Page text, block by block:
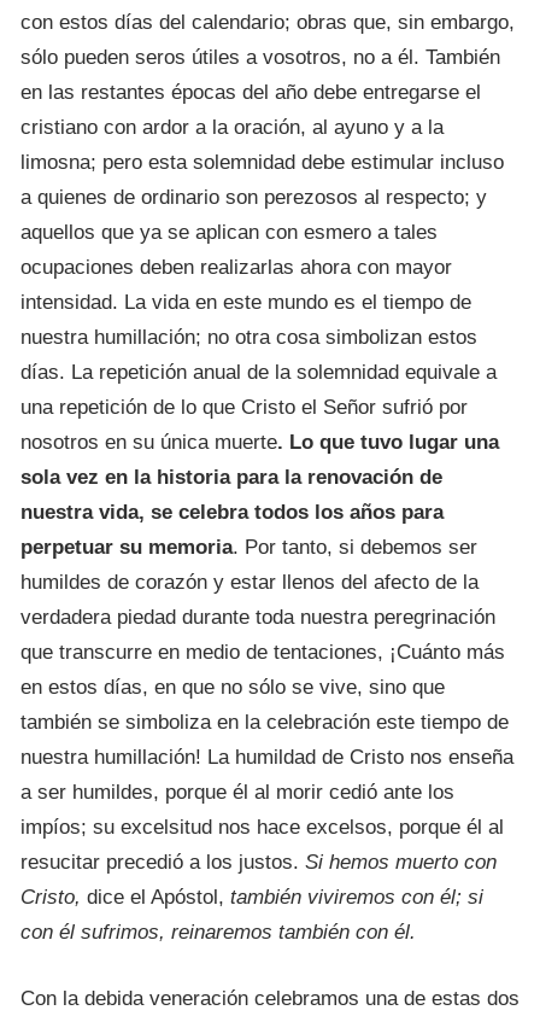
con estos días del calendario; obras que, sin embargo,
sólo pueden seros útiles a vosotros, no a él. También
en las restantes épocas del año debe entregarse el
cristiano con ardor a la oración, al ayuno y a la
limosna; pero esta solemnidad debe estimular incluso
a quienes de ordinario son perezosos al respecto; y
aquellos que ya se aplican con esmero a tales
ocupaciones deben realizarlas ahora con mayor
intensidad. La vida en este mundo es el tiempo de
nuestra humillación; no otra cosa simbolizan estos
días. La repetición anual de la solemnidad equivale a
una repetición de lo que Cristo el Señor sufrió por
nosotros en su única muerte. Lo que tuvo lugar una
sola vez en la historia para la renovación de
nuestra vida, se celebra todos los años para
perpetuar su memoria. Por tanto, si debemos ser
humildes de corazón y estar llenos del afecto de la
verdadera piedad durante toda nuestra peregrinación
que transcurre en medio de tentaciones, ¡Cuánto más
en estos días, en que no sólo se vive, sino que
también se simboliza en la celebración este tiempo de
nuestra humillación! La humildad de Cristo nos enseña
a ser humildes, porque él al morir cedió ante los
impíos; su excelsitud nos hace excelsos, porque él al
resucitar precedió a los justos. Si hemos muerto con
Cristo, dice el Apóstol, también viviremos con él; si
con él sufrimos, reinaremos también con él.
Con la debida veneración celebramos una de estas dos